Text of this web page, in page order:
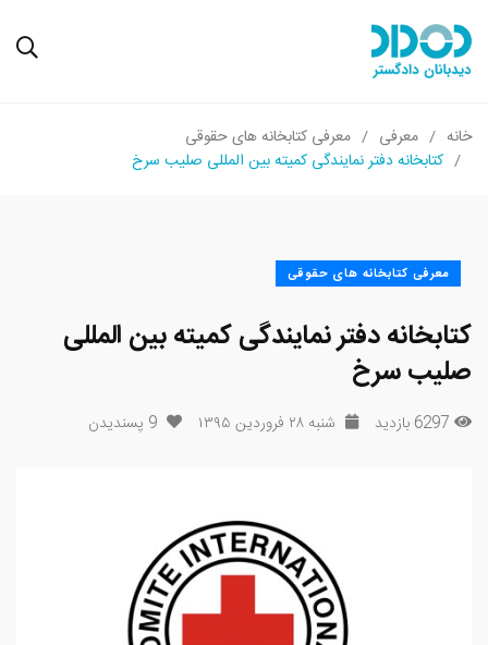
خانه معرفی
معرفی کتابخانه های حقوقی
کتابخانه دفتر نمایندگی کمیته بین المللی صلیب سرخ
معرفی کتابخانه های حقوقی
کتابخانه دفتر نمایندگی کمیته بین المللی
صلیب سرخ
6297 بازدید شنبه ۲۸ فروردین ۱۳۹۵ 9 پسندیدن